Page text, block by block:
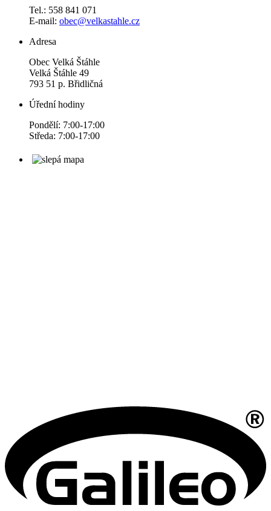
Tel.: 558 841 071
E-mail: obec@velkastahle.cz
Adresa
Obec Velká Štáhle
Velká Štáhle 49
793 51 p. Břidličná
Úřední hodiny
Pondělí: 7:00-17:00
Středa: 7:00-17:00